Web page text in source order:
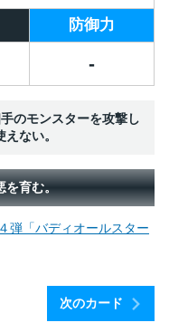
防御力
-
のモンスターを攻撃し
ない。
を育む。
弾「バディオールスター
次のカード